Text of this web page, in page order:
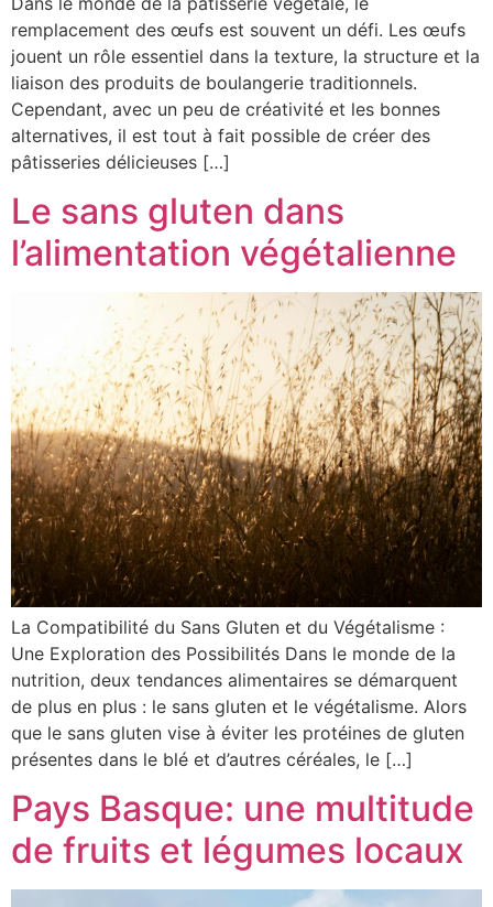
remplacement des œufs est souvent un défi. Les œufs
jouent un rôle essentiel dans la texture, la structure et la
liaison des produits de boulangerie traditionnels.
Cependant, avec un peu de créativité et les bonnes
alternatives, il est tout à fait possible de créer des
pâtisseries délicieuses […]
Le sans gluten dans
l’alimentation végétalienne
La Compatibilité du Sans Gluten et du Végétalisme :
Une Exploration des Possibilités Dans le monde de la
nutrition, deux tendances alimentaires se démarquent
de plus en plus : le sans gluten et le végétalisme. Alors
que le sans gluten vise à éviter les protéines de gluten
présentes dans le blé et d’autres céréales, le […]
Pays Basque: une multitude
de fruits et légumes locaux